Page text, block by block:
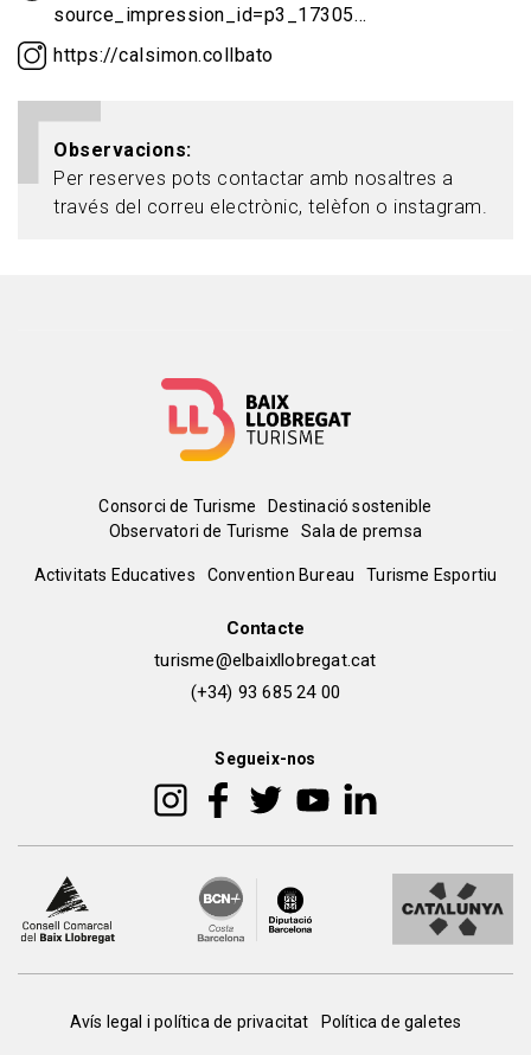
source_impression_id=p3_17305…
https://calsimon.collbato
Observacions
Per reserves pots contactar amb nosaltres a
través del correu electrònic, telèfon o instagram.
Menú
del
Consorci de Turisme
Destinació sostenible
Observatori de Turisme
Sala de premsa
Peu
Activitats Educatives Convention Bureau Turisme Esportiu
Contacte
turisme@elbaixllobregat.cat
(+34) 93 685 24 00
Segueix-nos
PeuAvís legal i política de privacitat Política de galetes